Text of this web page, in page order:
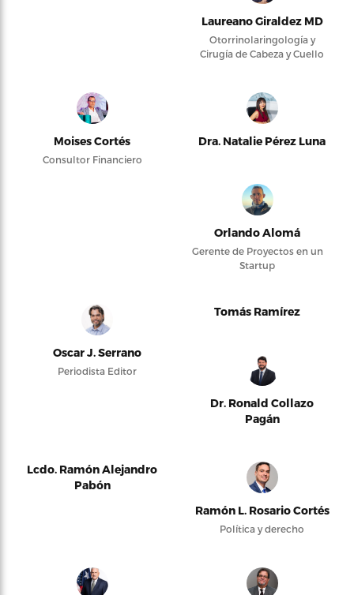
Laureano Giraldez MD
Otorrinolaringología y
Cirugía de Cabeza y Cuello
Moises Cortés
Consultor Financiero
Dra. Natalie Pérez Luna
Orlando Alomá
Gerente de Proyectos en un
Startup
Oscar J. Serrano
Periodista Editor
Tomás Ramírez
Dr. Ronald Collazo
Pagán
Lcdo. Ramón Alejandro
Pabón
Ramón L. Rosario Cortés
Política y derecho